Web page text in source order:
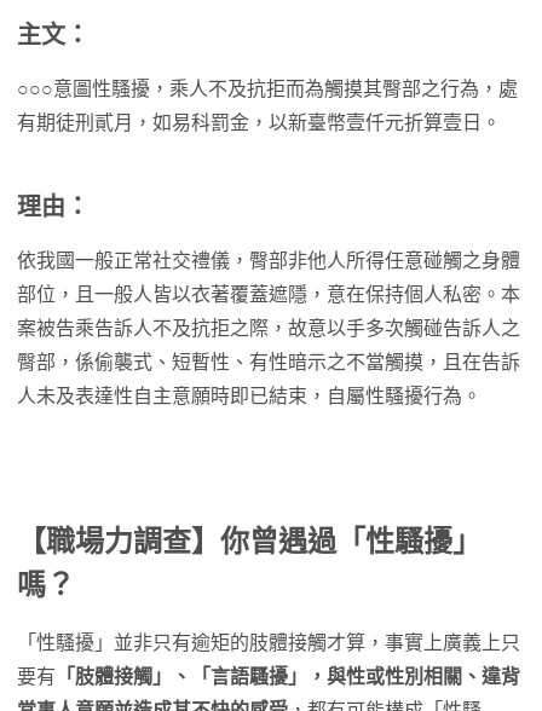
主文：
○○○意圖性騷擾，乘人不及抗拒而為觸摸其臀部之行為，處
有期徒刑貳月，如易科罰金，以新臺幣壹仟元折算壹日。
理由：
依我國一般正常社交禮儀，臀部非他人所得任意碰觸之身體
部位，且一般人皆以衣著覆蓋遮隱，意在保持個人私密。本
案被告乘告訴人不及抗拒之際，故意以手多次觸碰告訴人之
臀部，係偷襲式、短暫性、有性暗示之不當觸摸，且在告訴
人未及表達性自主意願時即已結束，自屬性騷擾行為。
【職場力調查】你曾遇過「性騷擾」
嗎？
「性騷擾」並非只有逾矩的肢體接觸才算，事實上廣義上只
要有 「肢體接觸」、「言語騷擾」，與性或性別相關、違背